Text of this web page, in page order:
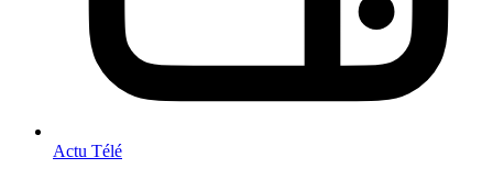
Actu Télé